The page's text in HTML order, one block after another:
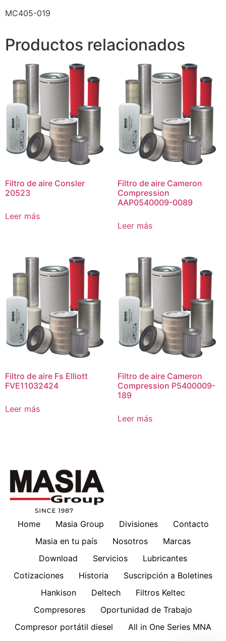
MC405-019
Productos relacionados
Filtro de aire Consler
20523
Leer más
Filtro de aire Cameron
Compression
AAP0540009-0089
Leer más
Filtro de aire Fs Elliott
FVE11032424
Leer más
Filtro de aire Cameron
Compression P5400009-
189
Leer más
Home Masia Group Divisiones
Contacto
Masia en tu país
Nosotros
Marcas
Download
Servicios
Lubricantes
Cotizaciones
Historia
Suscripción a Boletines
Hankison
Deltech
Filtros Keltec
Compresores
Oportunidad de Trabajo
Compresor portátil diesel
All in One Series MNA